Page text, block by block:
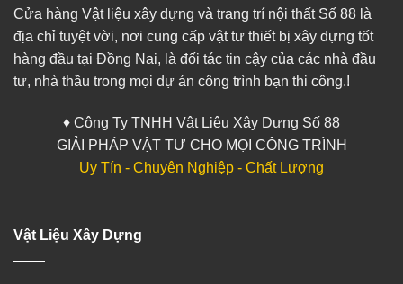
Cửa hàng Vật liệu xây dựng và trang trí nội thất Số 88 là
địa chỉ tuyệt vời, nơi cung cấp vật tư thiết bị xây dựng tốt
hàng đầu tại Đồng Nai, là đối tác tin cậy của các nhà đầu
tư, nhà thầu trong mọi dự án công trình bạn thi công.!
♦ Công Ty TNHH Vật Liệu Xây Dựng Số 88
GIẢI PHÁP VẬT TƯ CHO MỌI CÔNG TRÌNH
Uy Tín - Chuyên Nghiệp - Chất Lượng
Vật Liệu Xây Dựng